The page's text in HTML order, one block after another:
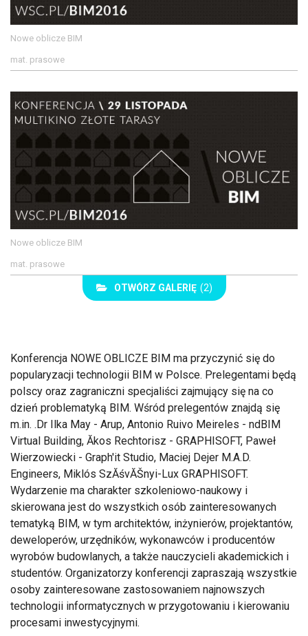
Nowe oblicze BIM
mat. prasowe
Nowe oblicze BIM
mat. prasowe
OTWÓRZ GALERIĘ (2)
Konferencja NOWE OBLICZE BIM ma przyczynić się do
popularyzacji technologii BIM w Polsce. Prelegentami będą
polscy oraz zagraniczni specjaliści zajmujący się na co
dzień problematyką BIM. Wśród prelegentów znajdą się
m.in. .Dr Ilka May - Arup, Antonio Ruivo Meireles - ndBIM
Virtual Building, Ăkos Rechtorisz - GRAPHISOFT, Paweł
Wierzowiecki - Graph'it Studio, Maciej Dejer M.A.D.
Engineers, Miklós SzĂśvĂŠnyi-Lux GRAPHISOFT.
Wydarzenie ma charakter szkoleniowo-naukowy i
skierowana jest do wszystkich osób zainteresowanych
tematyką BIM, w tym architektów, inżynierów, projektantów,
deweloperów, urzędników, wykonawców i producentów
wyrobów budowlanych, a także nauczycieli akademickich i
studentów. Organizatorzy konferencji zapraszają wszystkie
osoby zainteresowane zastosowaniem najnowszych
technologii informatycznych w przygotowaniu i kierowaniu
procesami inwestycyjnymi.